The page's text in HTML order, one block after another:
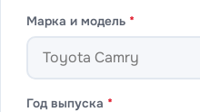
Марка и модель *
Год выпуска *